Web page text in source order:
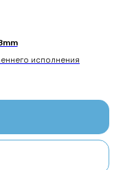
исполнения